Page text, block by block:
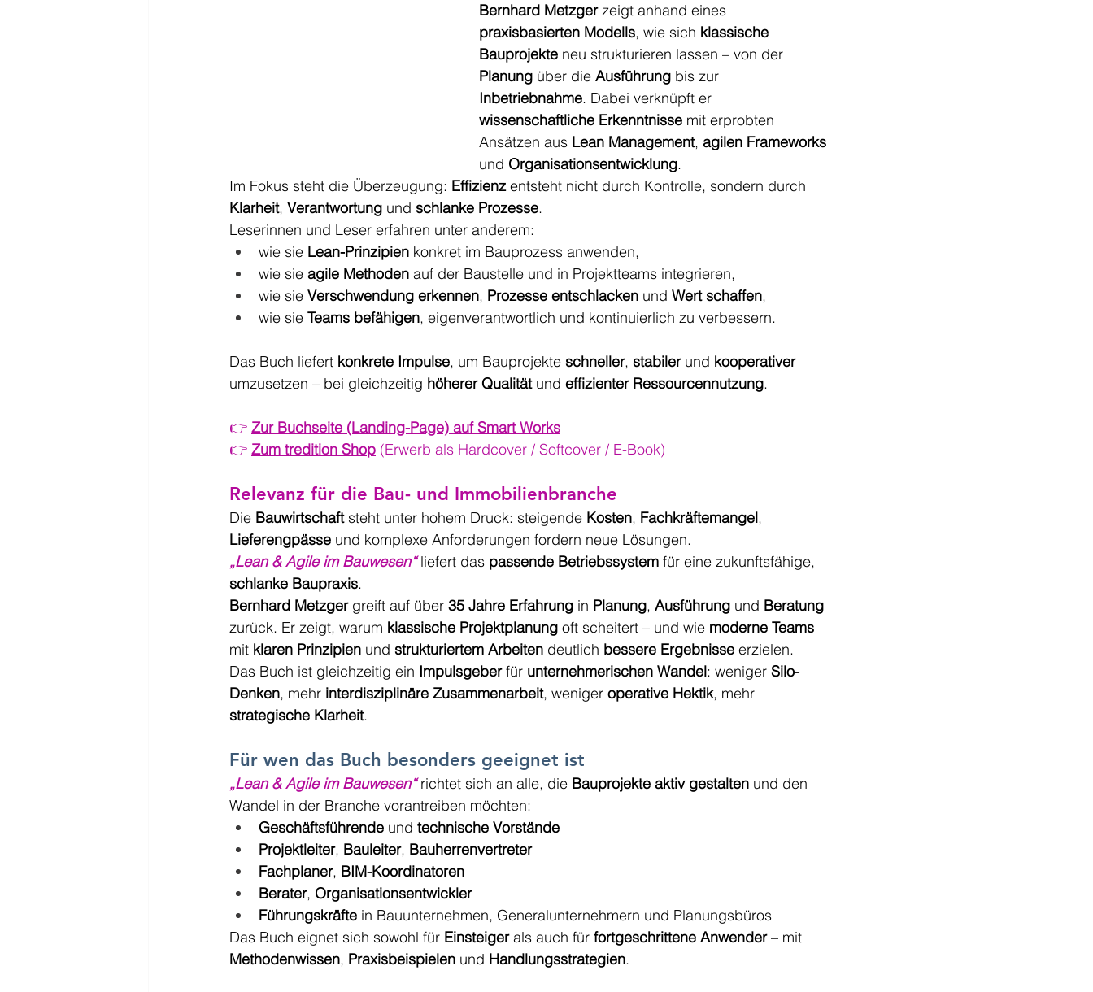
Bernhard Metzger zeigt anhand eines
praxisbasierten Modells, wie sich klassische
Bauprojekte neu strukturieren lassen – von der
Planung über die Ausführung bis zur
Inbetriebnahme. Dabei verknüpft er
wissenschaftliche Erkenntnisse mit erprobten
Ansätzen aus Lean Management, agilen Frameworks
und Organisationsentwicklung.
Im Fokus steht die Überzeugung: Effizienz entsteht nicht durch Kontrolle, sondern durch
Klarheit, Verantwortung und schlanke Prozesse.
Leserinnen und Leser erfahren unter anderem:
wie sie Lean-Prinzipien konkret im Bauprozess anwenden,
wie sie agile Methoden auf der Baustelle und in Projektteams integrieren,
wie sie Verschwendung erkennen, Prozesse entschlacken und Wert schaffen,
wie sie Teams befähigen, eigenverantwortlich und kontinuierlich zu verbessern.
Das Buch liefert konkrete Impulse, um Bauprojekte schneller, stabiler und kooperativer
umzusetzen – bei gleichzeitig höherer Qualität und effizienter Ressourcennutzung.
👉 Zur Buchseite (Landing-Page) auf Smart Works
👉 Zum tredition Shop (Erwerb als Hardcover / Softcover / E-Book)
Relevanz für die Bau- und Immobilienbranche
Die Bauwirtschaft steht unter hohem Druck: steigende Kosten, Fachkräftemangel,
Lieferengpässe und komplexe Anforderungen fordern neue Lösungen.
„Lean & Agile im Bauwesen“ liefert das passende Betriebssystem für eine zukunftsfähige,
schlanke Baupraxis.
Bernhard Metzger greift auf über 35 Jahre Erfahrung in Planung, Ausführung und Beratung
zurück. Er zeigt, warum klassische Projektplanung oft scheitert – und wie moderne Teams
mit klaren Prinzipien und strukturiertem Arbeiten deutlich bessere Ergebnisse erzielen.
Das Buch ist gleichzeitig ein Impulsgeber für unternehmerischen Wandel: weniger Silo-
Denken, mehr interdisziplinäre Zusammenarbeit, weniger operative Hektik, mehr
strategische Klarheit.
Für wen das Buch besonders geeignet ist
„Lean & Agile im Bauwesen“ richtet sich an alle, die Bauprojekte aktiv gestalten und den
Wandel in der Branche vorantreiben möchten:
Geschäftsführende und technische Vorstände
Projektleiter, Bauleiter, Bauherrenvertreter
Fachplaner, BIM-Koordinatoren
Berater, Organisationsentwickler
Führungskräfte in Bauunternehmen, Generalunternehmern und Planungsbüros
Das Buch eignet sich sowohl für Einsteiger als auch für fortgeschrittene Anwender – mit
Methodenwissen, Praxisbeispielen und Handlungsstrategien.